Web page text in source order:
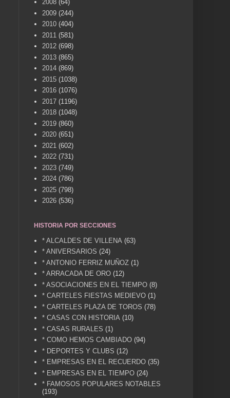
2008 (64)
2009 (244)
2010 (404)
2011 (581)
2012 (698)
2013 (865)
2014 (869)
2015 (1038)
2016 (1076)
2017 (1196)
2018 (1048)
2019 (860)
2020 (651)
2021 (602)
2022 (731)
2023 (749)
2024 (786)
2025 (798)
2026 (536)
HISTORIA POR SECCIONES
* ALCALDES DE VILLENA (63)
* ANIVERSARIOS (24)
* ANTONIO FERRIZ MUÑOZ (1)
* ARRACADA DE ORO (12)
* ASOCIACIONES EN EL TIEMPO (8)
* CARTELES FIESTAS MEDIEVO (1)
* CARTELES PLAZA DE TOROS (78)
* CASAS CON HISTORIA (10)
* CASAS RURALES (1)
* COMO HEMOS CAMBIADO (94)
* DEPORTES Y CLUBS (12)
* EMPRESAS EN EL RECUERDO (35)
* EMPRESAS EN EL TIEMPO (24)
* FAMOSOS POPULARES NOTABLES
(193)